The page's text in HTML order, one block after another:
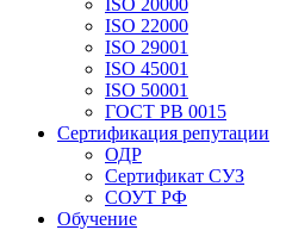
ISO 20000
ISO 22000
ISO 29001
ISO 45001
ISO 50001
ГОСТ РВ 0015
Сертификация репутации
ОДР
Сертификат СУЗ
СОУТ РФ
Обучение